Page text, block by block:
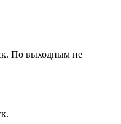
По выходным не